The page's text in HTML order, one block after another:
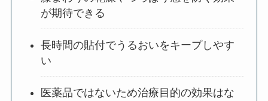
が期待できる
長時間の貼付でうるおいをキープしやす
い
医薬品ではないため治療目的の効果はな